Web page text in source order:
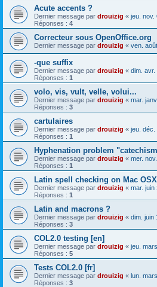
Acute accents ?
Dernier message par drouizig « jeu. nov.
Réponses : 4
Correcteur sous OpenOffice.org
Dernier message par drouizig « ven.
-que suffix
Dernier message par drouizig « dim. avr.
Réponses : 1
volo, vis, vult, velle, volui...
Dernier message par drouizig « mar.
Réponses : 3
cartulaires
Dernier message par drouizig « jeu. déc.
Réponses : 1
Hyphenation problem
Dernier message par drouizig « mer.
Réponses : 1
Latin spell checking on Mac OSX
Dernier message par drouizig « mar. juin
Réponses : 1
Latin and macrons ?
Dernier message par drouizig « dim. juin
Réponses : 3
COL2.0 testing [en]
Dernier message par drouizig « jeu.
Réponses : 5
Tests COL2.0 [fr]
Dernier message par drouizig « lun.
Réponses : 3